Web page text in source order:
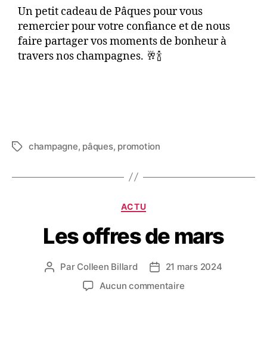
Un petit cadeau de Pâques pour vous
remercier pour votre confiance et de nous
faire partager vos moments de bonheur à
travers nos champagnes. 🥂🍾
champagne, pâques, promotion
ACTU
Les offres de mars
Par Colleen Billard
21 mars 2024
Aucun commentaire